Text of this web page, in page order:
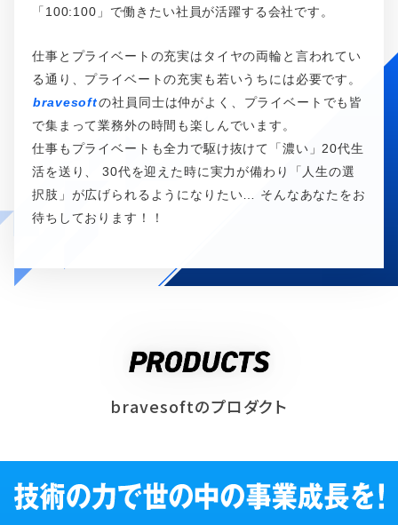
「100:100」で働きたい社員が活躍する会社です。
仕事とプライベートの充実はタイヤの両輪と言われてい
る通り、プライベートの充実も若いうちには必要です。
bravesoftの社員同士は仲がよく、プライベートでも皆
で集まって業務外の時間も楽しんでいます。
仕事もプライベートも全力で駆け抜けて「濃い」20代生
活を送り、
30代を迎えた時に実力が備わり「人生の選
択肢」が広げられるようになりたい…
そんなあなたをお
待ちしております！！
bravesoftのプロダクト